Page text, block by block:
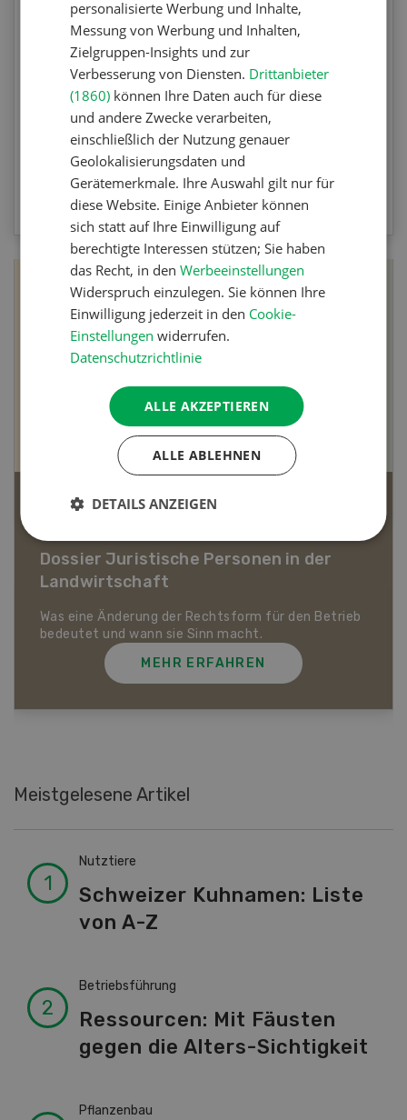
Testen Sie Ihr Wissen. Machen Sie mit am
Agrar-Quiz der UFA-Revue. Die Fragen
beziehen sich auf die Unkrautbekämpfung und
Maschinen zur mechanischen
Unkrautbekämpfung.
ZUM QUIZ
Bio-Artikel
Dossier Bio-Artikel
MEHR ERFAHREN
Meistgelesene Artikel
Nutztiere
Schweizer Kuhnamen: Liste
von A-Z
Betriebsführung
Ressourcen: Mit Fäusten
gegen die Alters-Sichtigkeit
Pflanzenbau
personalisierte Werbung und Inhalte,
Messung von Werbung und Inhalten,
Zielgruppen-Insights und zur
Verbesserung von Diensten. Drittanbieter
(1860) können Ihre Daten auch für diese
und andere Zwecke verarbeiten,
einschließlich der Nutzung genauer
Geolokalisierungsdaten und
Gerätemerkmale. Ihre Auswahl gilt nur für
diese Website. Einige Anbieter können
sich statt auf Ihre Einwilligung auf
berechtigte Interessen stützen; Sie haben
das Recht, in denWerbeeinstellungen
Widerspruch einzulegen. Sie können Ihre
Einwilligung jederzeit in den Cookie-
Einstellungen widerrufen.
Datenschutzrichtlinie
ALLE AKZEPTIEREN
ALLE ABLEHNEN
DETAILS ANZEIGEN